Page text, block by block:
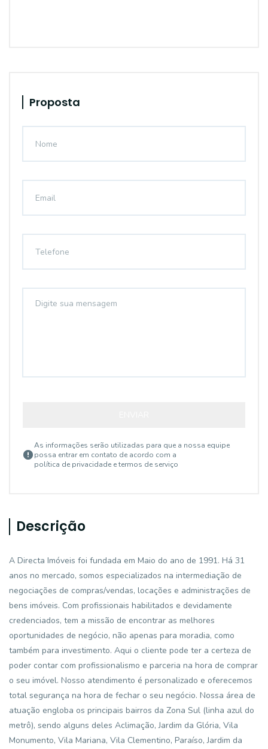
Proposta
As informações serão utilizadas para que a nossa equipe
possa entrar em contato de acordo com a
política de privacidade e termos de serviço
Descrição
A Directa Imóveis foi fundada em Maio do ano de 1991. Há 31
anos no mercado, somos especializados na intermediação de
negociações de compras/vendas, locações e administrações de
bens imóveis. Com profissionais habilitados e devidamente
credenciados, tem a missão de encontrar as melhores
oportunidades de negócio, não apenas para moradia, como
também para investimento. Aqui o cliente pode ter a certeza de
poder contar com profissionalismo e parceria na hora de comprar
o seu imóvel. Nosso atendimento é personalizado e oferecemos
total segurança na hora de fechar o seu negócio. Nossa área de
atuação engloba os principais bairros da Zona Sul (linha azul do
metrô), sendo alguns deles Aclimação, Jardim da Glória, Vila
Monumento, Vila Mariana, Vila Clementino, Paraíso, Jardim da